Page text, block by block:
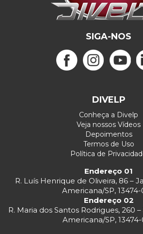
SIGA-NOS
DIVELP
Conheça a Divelp
Veja nossos Vídeos
Depoimentos
Termos de Uso
Política de
Endereço 01
R. Luís Henrique de Oliveira, 86 –
Americana/SP,
Endereço 02
R. Maria dos Santos Rodrigues, 260
Americana/SP,